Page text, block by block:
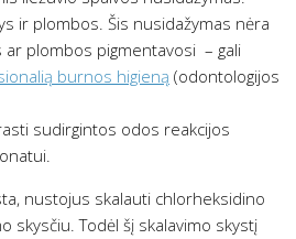
ir plombos. Šis nusidažymas nėra
ar plombos pigmentavosi – gali
burnos higieną (odontologijos
sudirgintos odos reakcijos
nustojus skalauti chlorheksidino
skysčiu. Todėl šį skalavimo skystį